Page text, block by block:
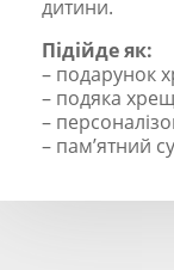
дитини.
Підійде як:
– подарунок
– подяка
–
– пам’ятний